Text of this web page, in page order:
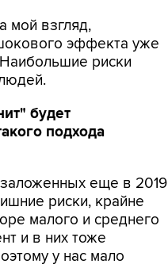
мой взгляд,
эффекта уже
риски
будет
подхода
еще в 2019
риски, крайне
малого и среднего
и в них тоже
у нас мало